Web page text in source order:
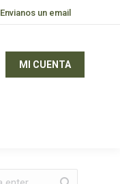
Envianos un email
MI CUENTA